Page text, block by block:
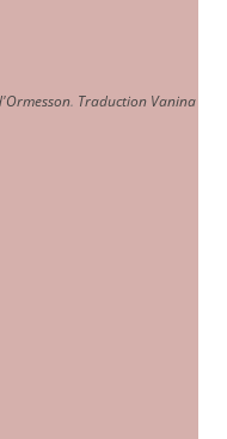
. Traduction Vanina